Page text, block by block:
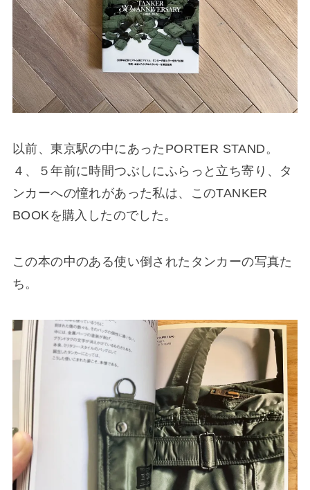
以前、東京駅の中にあったPORTER STAND。
４、５年前に時間つぶしにふらっと立ち寄り、タ
ンカーへの憧れがあった私は、このTANKER
BOOKを購入したのでした。
この本の中のある使い倒されたタンカーの写真た
ち。